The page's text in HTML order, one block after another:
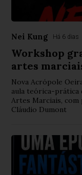
Nei Kung Há 6 dias
Workshop
artes
Nova Acrópole
aula teórica-prática
Artes Marciais,
Cláudio Dumont